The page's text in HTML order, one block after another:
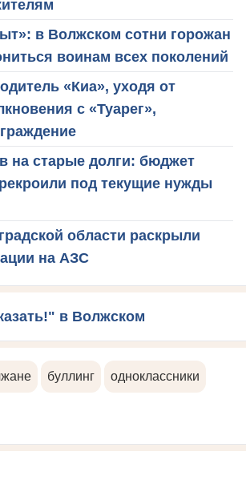
в Волжском сотни горожан
воинам всех поколений
«Киа», уходя от
с «Туарег»,
на старые долги: бюджет
под текущие нужды
области раскрыли
на АЗС
в Волжском
буллинг одноклассники